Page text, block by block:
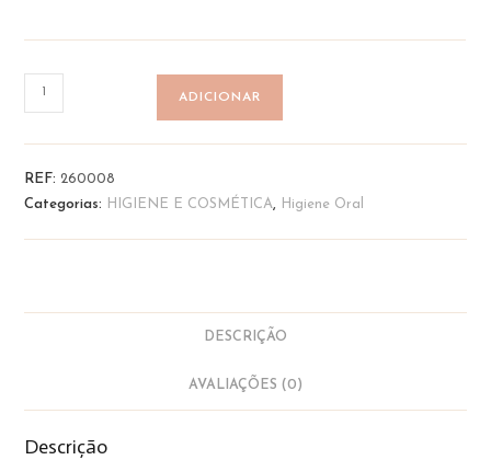
Quantidade
de
Escova
Dentes
Co
ADICIONAR
REF:260008
Categorias:
HIGIENE E COSMÉTICA, Higiene Oral
DESCRIÇÃO
AVALIAÇÕES (0)
Descrição